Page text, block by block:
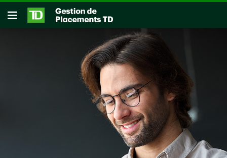
Passer au contenu principal
Ouvrir